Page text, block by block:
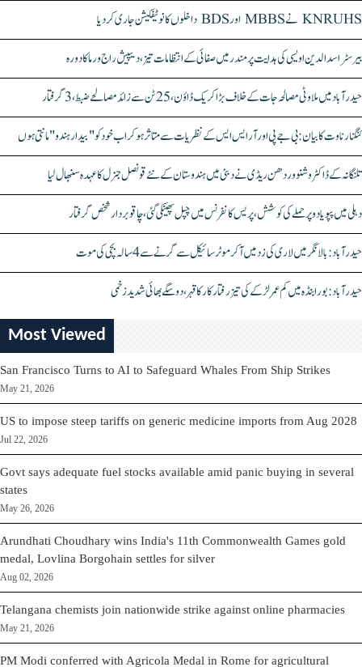
KNRUHS نے MBBS اور BDS داخلوں کا نوٹیفکیشن جاری کر دیا
بیرسٹر اسدالدین اویسی کی ہدایت پر مندر میں صفائی کے انتظامات تیز، دیپیش راج ورما کا دورہ
حیدرآباد میں ملاوٹی مصالحہ جات کے خلاف بڑا کریک ڈاؤن، 25 ٹن سے زائد مصالحے ضبط، 3 گرفتار
کنگنا رناوت کا بیان: بی جے پی اور آر ایس ایس کے نظریات سے متاثر ہو کر اب خود کو "بیدار ہندو" مانتی ہوں
تلنگانہ کے ڈاکٹر وشنو وردھن ریڈی نے دبئی میں ہندوستان کے نئے قونصل جنرل کا عہدہ سنبھال لیا
دہلی میں پپو یادو پر حملے کی کوشش، پریس کانفرنس میں چپل پھینکی گئی، چاقو بردار شخص گرفتار
حیدرآباد: بالا نگر میں لاری کی زد میں آکر موٹرسائیکل سے گرنے سے 4 سالہ بچی کی موت
حیدرآباد: بورابنڈہ میں کم عمر لڑکے کی تیز رفتار کار کا قہر، دو سگے بھائی شدید زخمی
Most Viewed
San Francisco Turns to AI to Safeguard Whales From Ship Strikes
May 21, 2026
US to impose steep tariffs on generic medicine imports from Aug 2028
Jul 22, 2026
Govt says adequate fuel stocks available amid panic buying in several
states
May 26, 2026
Arundhati Choudhary wins India's 11th Commonwealth Games gold
medal, Lovlina Borgohain settles for silver
Aug 02, 2026
Telangana chemists join nationwide strike against online pharmacies
May 21, 2026
PM Modi conferred with Agricola Medal in Rome for agricultural